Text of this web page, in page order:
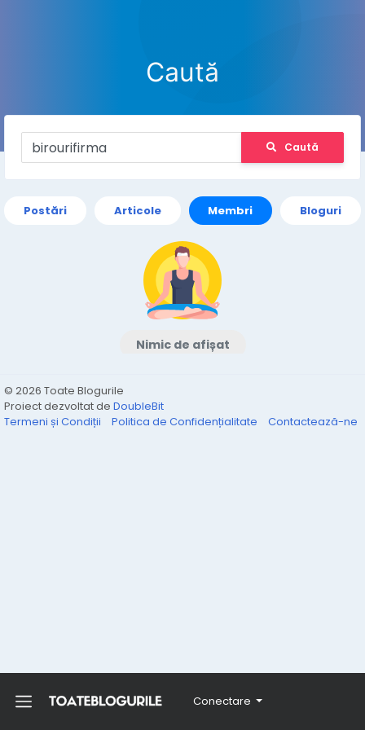
Conectare
Caută
Caută
Postări Articole Membri Bloguri
Nimic de afișat
© 2026 Toate Blogurile
Proiect dezvoltat de DoubleBit
Termeni și Condiții
Politica de Confidențialitate Contactează-ne